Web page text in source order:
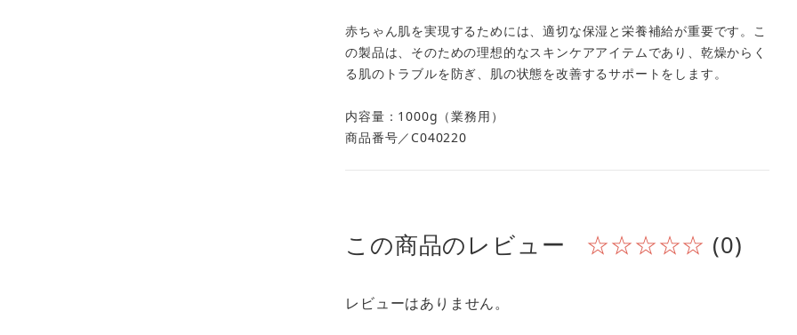
赤ちゃん肌を実現するためには、適切な保湿と栄養補給が重要です。こ
の製品は、そのための理想的なスキンケアアイテムであり、乾燥からく
る肌のトラブルを防ぎ、肌の状態を改善するサポートをします。
内容量：1000g（業務用）
商品番号／C040220
この商品のレビュー ☆☆☆☆☆ (0)
レビューはありません。